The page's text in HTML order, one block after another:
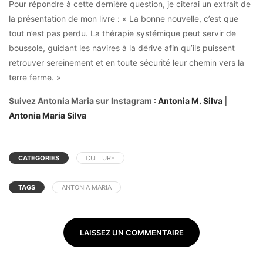
Pour répondre à cette dernière question, je citerai un extrait de
la présentation de mon livre : « La bonne nouvelle, c’est que
tout n’est pas perdu. La thérapie systémique peut servir de
boussole, guidant les navires à la dérive afin qu’ils puissent
retrouver sereinement et en toute sécurité leur chemin vers la
terre ferme. »
Suivez Antonia Maria sur Instagram :Antonia M. Silva
Antonia Maria Silva
CATEGORIES CULTURE
TAGS ANTONIA MARIA
LAISSEZ UN COMMENTAIRE